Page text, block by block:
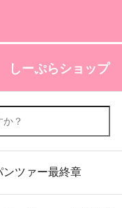
しーぷらショップ
ンツァー最終章